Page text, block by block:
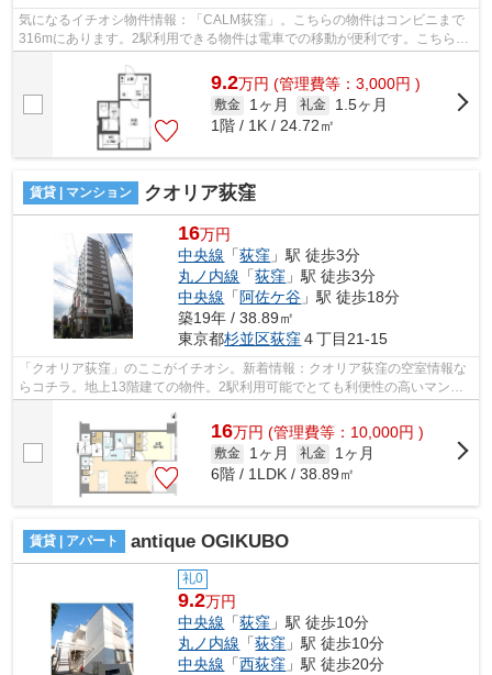
気になるイチオシ物件情報：「CALM荻窪」。こちらの物件はコンビニまで
316mにあります。2駅利用できる物件は電車での移動が便利です。こちらの
物件はアパートです。杉並区や中央線荻窪...
9.2万円 (管理費等：3,000円 )
敷金 1ヶ月 礼金
1.5ヶ月
1階 / 1K / 24.72㎡
賃貸 | マンション クオリア荻窪
16万円
中央線 「荻窪 」駅 徒歩3分
丸ノ内線 「荻窪 」駅 徒歩3分
中央線 「 阿佐ケ谷 」駅 徒歩18分
築19年 / 38.89㎡
東京都杉並区荻窪４丁目21-15
「クオリア荻窪」のここがイチオシ。新着情報：クオリア荻窪の空室情報な
らコチラ。地上13階建ての物件。2駅利用可能でとても利便性の高いマンシ
ョンです。杉並区エリアにある賃貸情報...
16万円 (管理費等：10,000円 )
敷金 1ヶ月 礼金
1ヶ月
6階 / 1LDK / 38.89㎡
賃貸 | アパート antique OGIKUBO
礼0
9.2万円
中央線 「荻窪 」駅 徒歩10分
丸ノ内線 「荻窪 」駅 徒歩10分
中央線 「西荻窪 」駅 徒歩20分